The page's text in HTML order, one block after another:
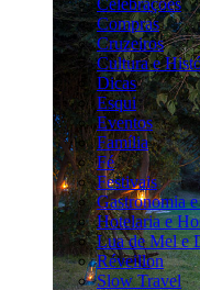
Celebrações
Compras
Cruzeiros
Cultura e
Dicas
Esqui
Eventos
Família
Fé
Festivais
Gastronomia
Hotelaria e
Lua de Mel e
Réveillon
Slow Travel